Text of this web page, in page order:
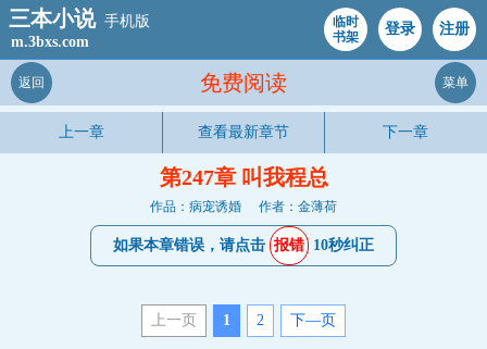
三本小说 手机版
m.3bxs.com
临时
书架
登录 注册
免费阅读
返回 菜单
上一章 查看最新章节 下一章
第247章 叫我程总
作品：病宠诱婚 作者：金薄荷
如果本章错误，请点击 报错 10秒纠正
上一页 1 2 下—页